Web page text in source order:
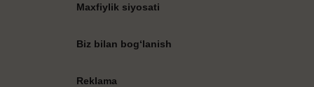
Maxfiylik siyosati
Biz bilan bog‘lanish
Reklama